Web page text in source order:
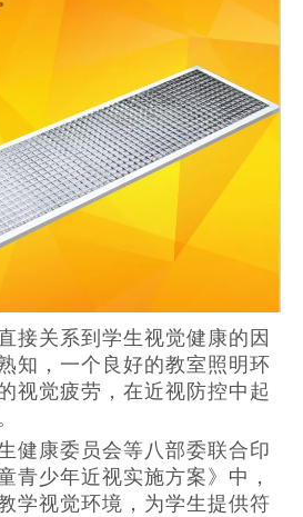
接关系到学生视觉健康的因
知，一个良好的教室照明环
视觉疲劳，在近视防控中起
健康委员会等八部委联合印
青少年近视实施方案》中，
学视觉环境，为学生提供符